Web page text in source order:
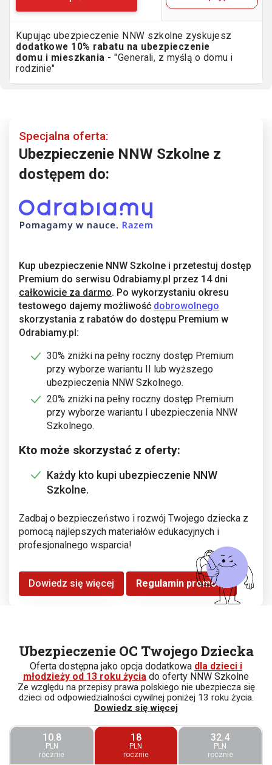
Kupując ubezpieczenie NNW szkolne zyskujesz
dodatkowe 10% rabatu na ubezpieczenie
domu i mieszkania - "Generali, z myślą o domu i
rodzinie"
Specjalna oferta:
Ubezpieczenie NNW Szkolne z
dostępem do:
Kup ubezpieczenie NNW Szkolne i przetestuj dostęp
Premium do serwisu Odrabiamy.pl przez 14 dni
całkowicie za darmo. Po wykorzystaniu okresu
testowego dajemy możliwość dobrowolnego
skorzystania z rabatów do dostępu Premium w
Odrabiamy.pl:
30% zniżki na pełny roczny dostęp Premium
przy wyborze wariantu II lub wyższego
ubezpieczenia NNW Szkolnego.
20% zniżki na pełny roczny dostęp Premium
przy wyborze wariantu I ubezpieczenia NNW
Szkolnego.
Kto może skorzystać z oferty:
Każdy kto kupi ubezpieczenie NNW
Szkolne.
Zadbaj o bezpieczeństwo i rozwój Twojego dziecka z
pomocą najlepszych materiałów edukacyjnych i
profesjonalnego wsparcia!
Dowiedz się więcej Regulamin promocji
Ubezpieczenie OC Twojego Dziecka
Oferta dostępna jako opcja dodatkowa dla dzieci i
młodzieży od 13 roku życia do oferty NNW Szkolne
Ze względu na przepisy prawa polskiego nie ubezpiecza się
dzieci od odpowiedzialności cywilnej poniżej 13 roku życia.
Dowiedz się więcej
10.8
PLN
rocznie
18
PLN
rocznie
32.4
PLN
rocznie